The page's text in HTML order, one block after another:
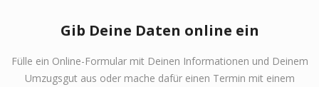
Gib Deine Daten online ein
Fülle ein Online-Formular mit Deinen Informationen und Deinem
Umzugsgut aus oder mache dafür einen Termin mit einem